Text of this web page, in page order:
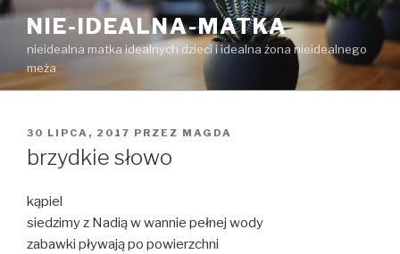
Przejdź
treści
NIE-IDEALNA-MATKA
nieidealna matka idealnych dzieci i idealna żona nieidealnego
meża
OPUBLIKOWANE
W
30 LIPCA, 2017 PRZEZ MAGDA
brzydkie słowo
kąpiel
siedzimy z Nadią w wannie pełnej wody
zabawki pływają po powierzchni